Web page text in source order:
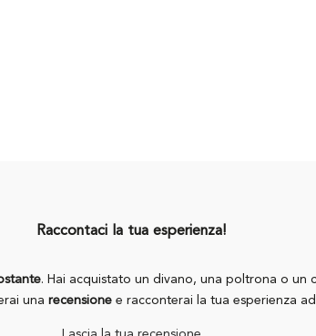
Raccontaci la tua esperienza!
. Hai acquistato un divano, una poltrona o un
una recensionee racconterai la tua esperienza